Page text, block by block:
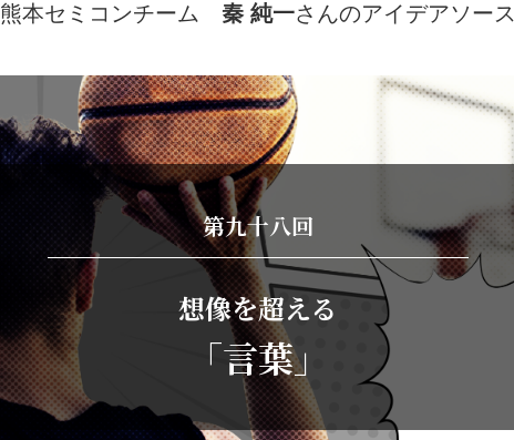
熊本セミコンチーム 秦 純一さんのアイデアソース
第九十八回
想像を超える
「言葉」